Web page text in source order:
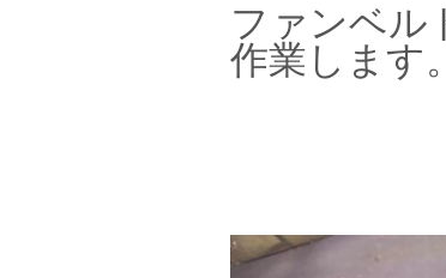
ファンベル
作業します。